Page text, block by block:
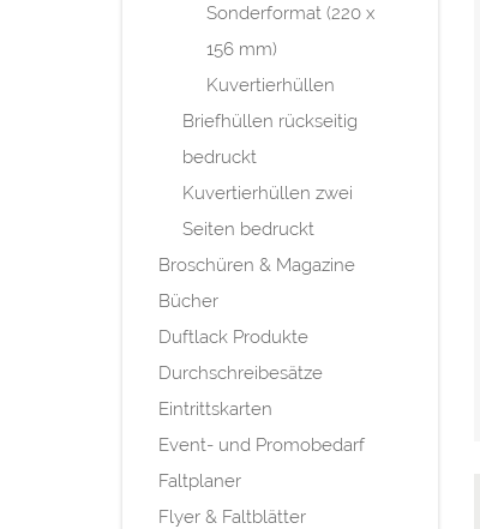
Sonderformat (220 x
156 mm)
Kuvertierhüllen
Briefhüllen rückseitig
bedruckt
Kuvertierhüllen zwei
Seiten bedruckt
Broschüren & Magazine
Bücher
Duftlack Produkte
Durchschreibesätze
Eintrittskarten
Event- und Promobedarf
Faltplaner
Flyer & Faltblätter